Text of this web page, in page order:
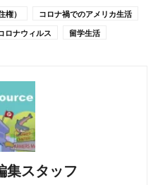
権）
コロナ禍でのアメリカ生活
ロナウィルス 留学生活
集スタッフ